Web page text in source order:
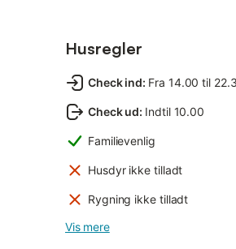
Husregler
Check ind: Fra 14.00 til
Check ud: Indtil 10.00
Familievenlig
Husdyr ikke tilladt
Rygning ikke tilladt
Vis mere